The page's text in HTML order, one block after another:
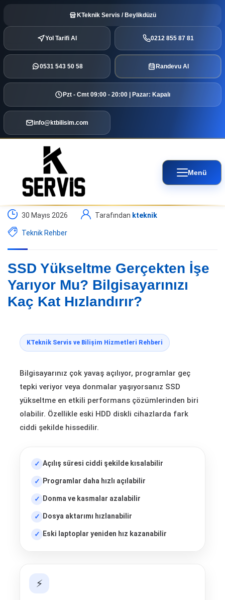
KTeknik Servis / Beylikdüzü
Yol Tarifi Al 0212 855 87 81
0531 543 50 58 Randevu Al
Pzt - Cmt 09:00 - 20:00 | Pazar: Kapalı
info@ktbilisim.com
Menü
30 Mayıs 2026 Tarafından kteknik
Teknik Rehber
SSD Yükseltme Gerçekten İşe
Yarıyor Mu? Bilgisayarınızı
Kaç Kat Hızlandırır?
KTeknik Servis ve Bilişim Hizmetleri Rehberi
Bilgisayarınız çok yavaş açılıyor, programlar geç
tepki veriyor veya donmalar yaşıyorsanız SSD
yükseltme en etkili performans çözümlerinden biri
olabilir. Özellikle eski HDD diskli cihazlarda fark
ciddi şekilde hissedilir.
Açılış süresi ciddi şekilde kısalabilir
Programlar daha hızlı açılabilir
Donma ve kasmalar azalabilir
Dosya aktarımı hızlanabilir
Eski laptoplar yeniden hız kazanabilir
⚡